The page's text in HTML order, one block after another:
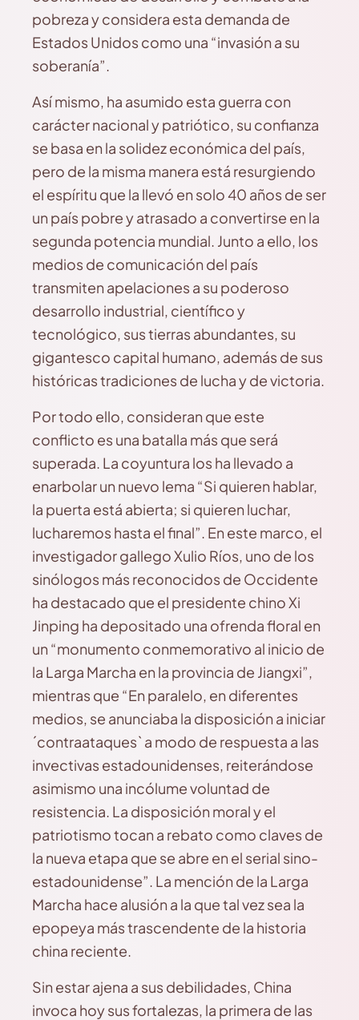
pobreza y considera esta demanda de
Estados Unidos como una “invasión a su
soberanía”.
Así mismo, ha asumido esta guerra con
carácter nacional y patriótico, su confianza
se basa en la solidez económica del país,
pero de la misma manera está resurgiendo
el espíritu que la llevó en solo 40 años de ser
un país pobre y atrasado a convertirse en la
segunda potencia mundial. Junto a ello, los
medios de comunicación del país
transmiten apelaciones a su poderoso
desarrollo industrial, científico y
tecnológico, sus tierras abundantes, su
gigantesco capital humano, además de sus
históricas tradiciones de lucha y de victoria.
Por todo ello, consideran que este
conflicto es una batalla más que será
superada. La coyuntura los ha llevado a
enarbolar un nuevo lema “Si quieren hablar,
la puerta está abierta; si quieren luchar,
lucharemos hasta el final”. En este marco, el
investigador gallego Xulio Ríos, uno de los
sinólogos más reconocidos de Occidente
ha destacado que el presidente chino Xi
Jinping ha depositado una ofrenda floral en
un “monumento conmemorativo al inicio de
la Larga Marcha en la provincia de Jiangxi”,
mientras que “En paralelo, en diferentes
medios, se anunciaba la disposición a iniciar
´contraataques` a modo de respuesta a las
invectivas estadounidenses, reiterándose
asimismo una incólume voluntad de
resistencia. La disposición moral y el
patriotismo tocan a rebato como claves de
la nueva etapa que se abre en el serial sino-
estadounidense”. La mención de la Larga
Marcha hace alusión a la que tal vez sea la
epopeya más trascendente de la historia
china reciente.
Sin estar ajena a sus debilidades, China
invoca hoy sus fortalezas, la primera de las